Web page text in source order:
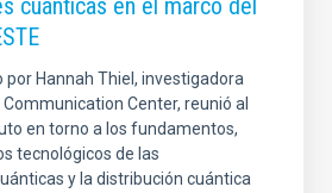
cuánticas en el marco del
por Hannah Thiel, investigadora
Center, reunió al
en torno a los fundamentos,
tecnológicos de las
y la distribución cuántica